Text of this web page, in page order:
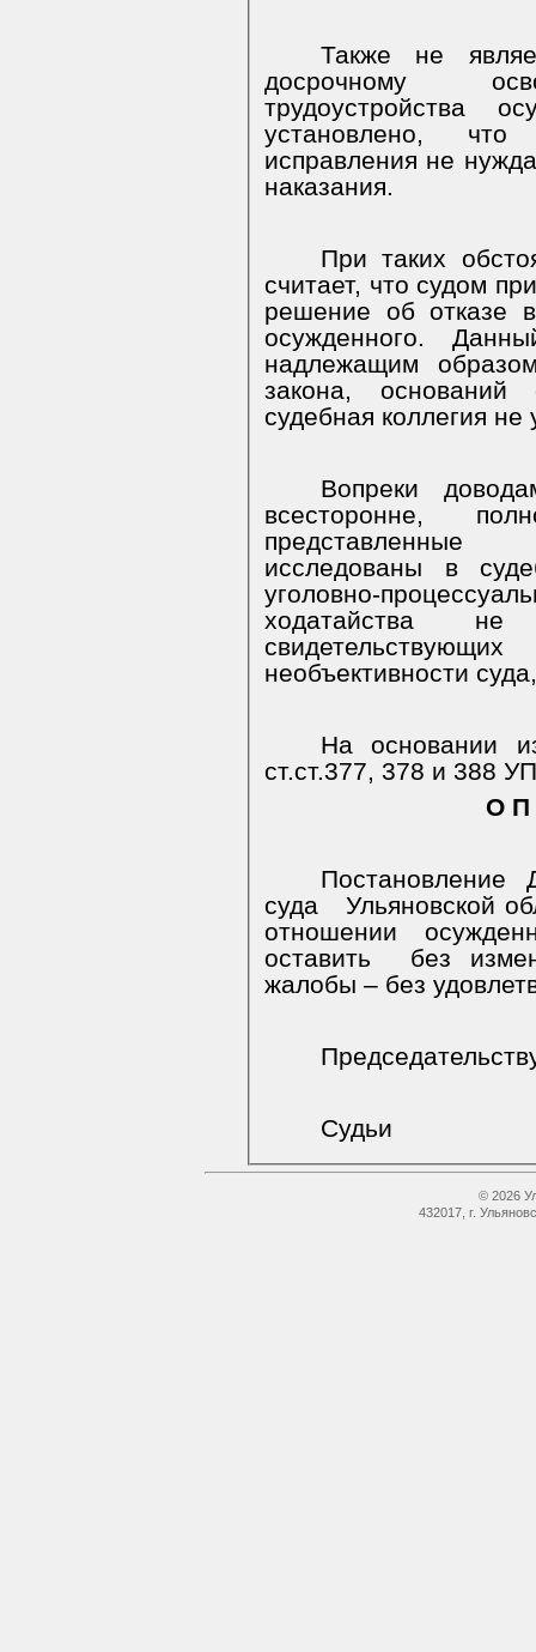
Также не
досрочному
трудоустройства
установлено,
исправления не
наказания.
При таких
считает, что судом
решение об отказе в
осужденного.
надлежащим
закона,
судебная коллегия не
Вопреки
всесторонне,
исследованы в
уголовно-
ходатайства не
необъективности
На основании
ст.ст.377, 378 и 388
О П
Постановление
суда
Ульяновской
отношении
оставить
без
жалобы – без
Судьи
© 2026
432017, г.